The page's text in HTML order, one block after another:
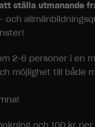
ställa utmanande
och
2-6 personer i en
möjlighet till både
och 100 kr